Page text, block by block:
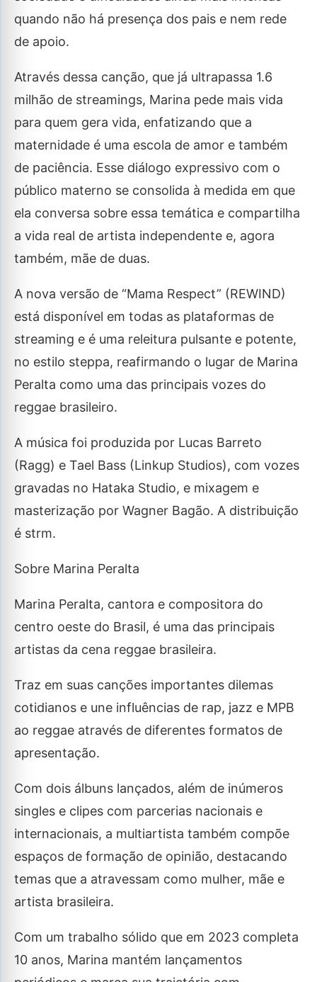
quando não há presença dos pais e nem rede
de apoio.
Através dessa canção, que já ultrapassa 1.6
milhão de streamings, Marina pede mais vida
para quem gera vida, enfatizando que a
maternidade é uma escola de amor e também
de paciência. Esse diálogo expressivo com o
público materno se consolida à medida em que
ela conversa sobre essa temática e compartilha
a vida real de artista independente e, agora
também, mãe de duas.
A nova versão de “Mama Respect” (REWIND)
está disponível em todas as plataformas de
streaming e é uma releitura pulsante e potente,
no estilo steppa, reafirmando o lugar de Marina
Peralta como uma das principais vozes do
reggae brasileiro.
A música foi produzida por Lucas Barreto
(Ragg) e Tael Bass (Linkup Studios), com vozes
gravadas no Hataka Studio, e mixagem e
masterização por Wagner Bagão. A distribuição
é strm.
Sobre Marina Peralta
Marina Peralta, cantora e compositora do
centro oeste do Brasil, é uma das principais
artistas da cena reggae brasileira.
Traz em suas canções importantes dilemas
cotidianos e une influências de rap, jazz e MPB
ao reggae através de diferentes formatos de
apresentação.
Com dois álbuns lançados, além de inúmeros
singles e clipes com parcerias nacionais e
internacionais, a multiartista também compõe
espaços de formação de opinião, destacando
temas que a atravessam como mulher, mãe e
artista brasileira.
Com um trabalho sólido que em 2023 completa
10 anos, Marina mantém lançamentos